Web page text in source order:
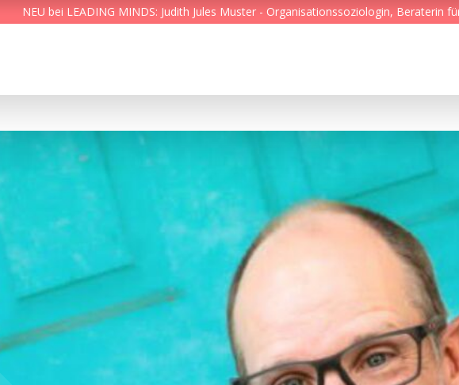
NEU bei LEADING MINDS: Judith Jules Muster - Organisationssoziologin, Beraterin
Reading Minds
Services
Wer wir sind
English